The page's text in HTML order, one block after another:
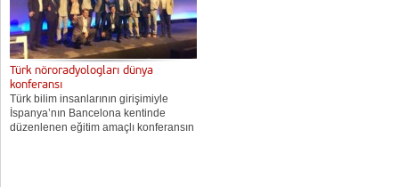
Türk nöroradyologları dünya
konferansı
Türk bilim insanlarının girişimiyle
İspanya’nın Bancelona kentinde
düzenlenen eğitim amaçlı konferansın